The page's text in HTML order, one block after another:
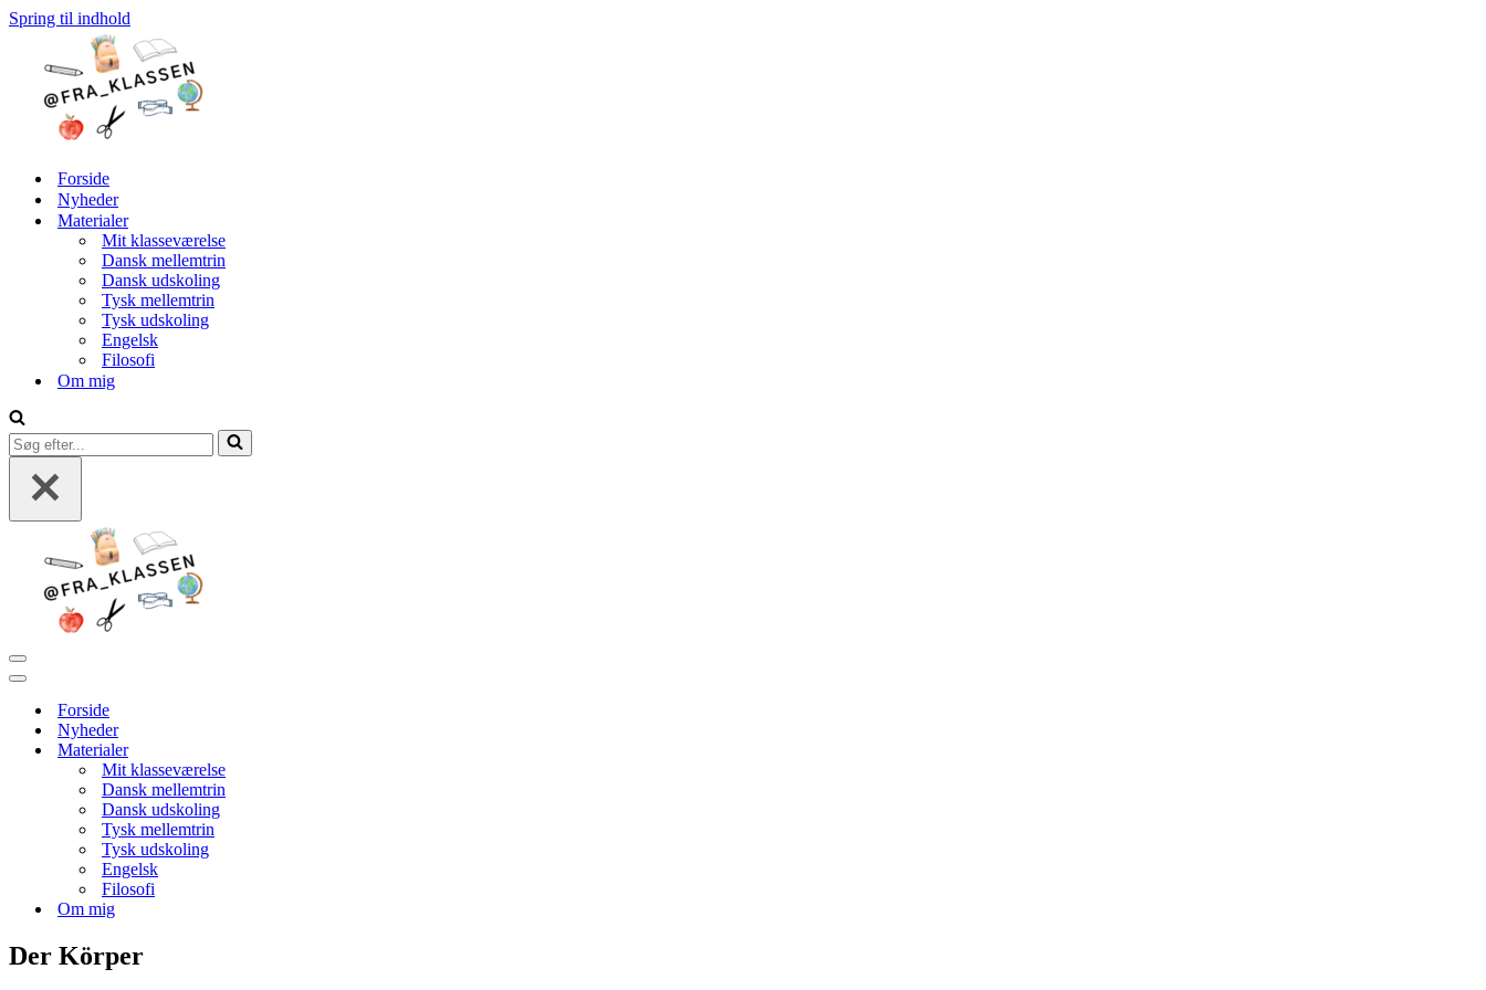
Spring til indhold
Forside
Nyheder
Materialer
Mit klasseværelse
Dansk mellemtrin
Dansk udskoling
Tysk mellemtrin
Tysk udskoling
Engelsk
Filosofi
Om mig
Søg
efter...
Navigation
menu
Navigation
Forside
Nyheder
Materialer
Mit klasseværelse
Dansk mellemtrin
Dansk udskoling
Tysk mellemtrin
Tysk udskoling
Engelsk
Filosofi
Om mig
Der Körper